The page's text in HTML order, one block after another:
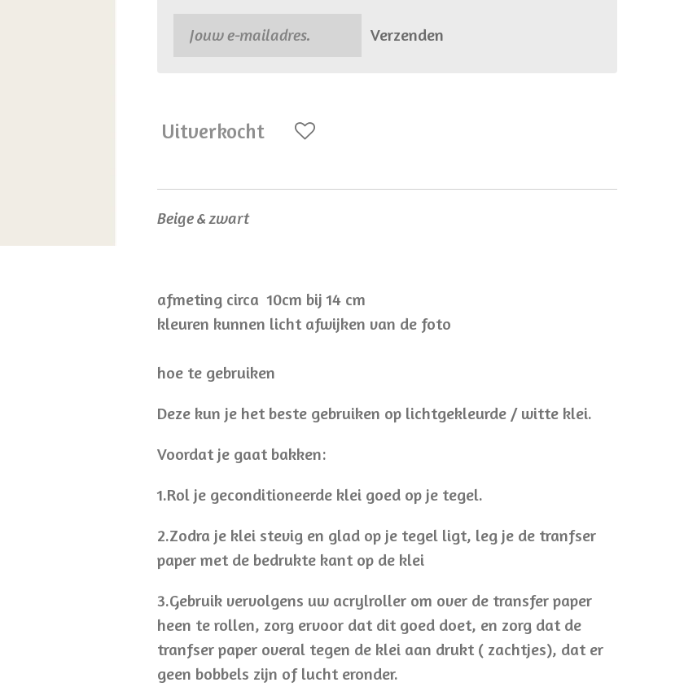
Verzenden
Uitverkocht
Beige & zwart
afmeting circa 10cm bij 14 cm
kleuren kunnen licht afwijken van de foto
hoe te gebruiken
Deze kun je het beste gebruiken op lichtgekleurde / witte klei.
Voordat je gaat bakken:
1.Rol je geconditioneerde klei goed op je tegel.
2.Zodra je klei stevig en glad op je tegel ligt, leg je de tranfser
paper met de bedrukte kant op de klei
3.Gebruik vervolgens uw acrylroller om over de transfer paper
heen te rollen, zorg ervoor dat dit goed doet, en zorg dat de
tranfser paper overal tegen de klei aan drukt ( zachtjes), dat er
geen bobbels zijn of lucht eronder.